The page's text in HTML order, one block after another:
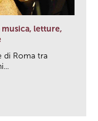
musica, letture,
di Roma tra